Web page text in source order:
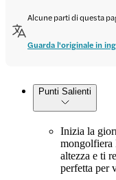
Alcune parti di questa
Guarda l'originale in
Punti Salienti
Inizia la
mongolfiera
altezza e ti
perfetta per